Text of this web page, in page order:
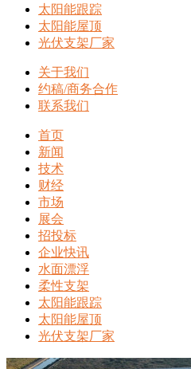
太阳能跟踪
太阳能屋顶
光伏支架厂家
关于我们
约稿/商务合作
联系我们
首页
新闻
技术
财经
市场
展会
招投标
企业快讯
水面漂浮
柔性支架
太阳能跟踪
太阳能屋顶
光伏支架厂家